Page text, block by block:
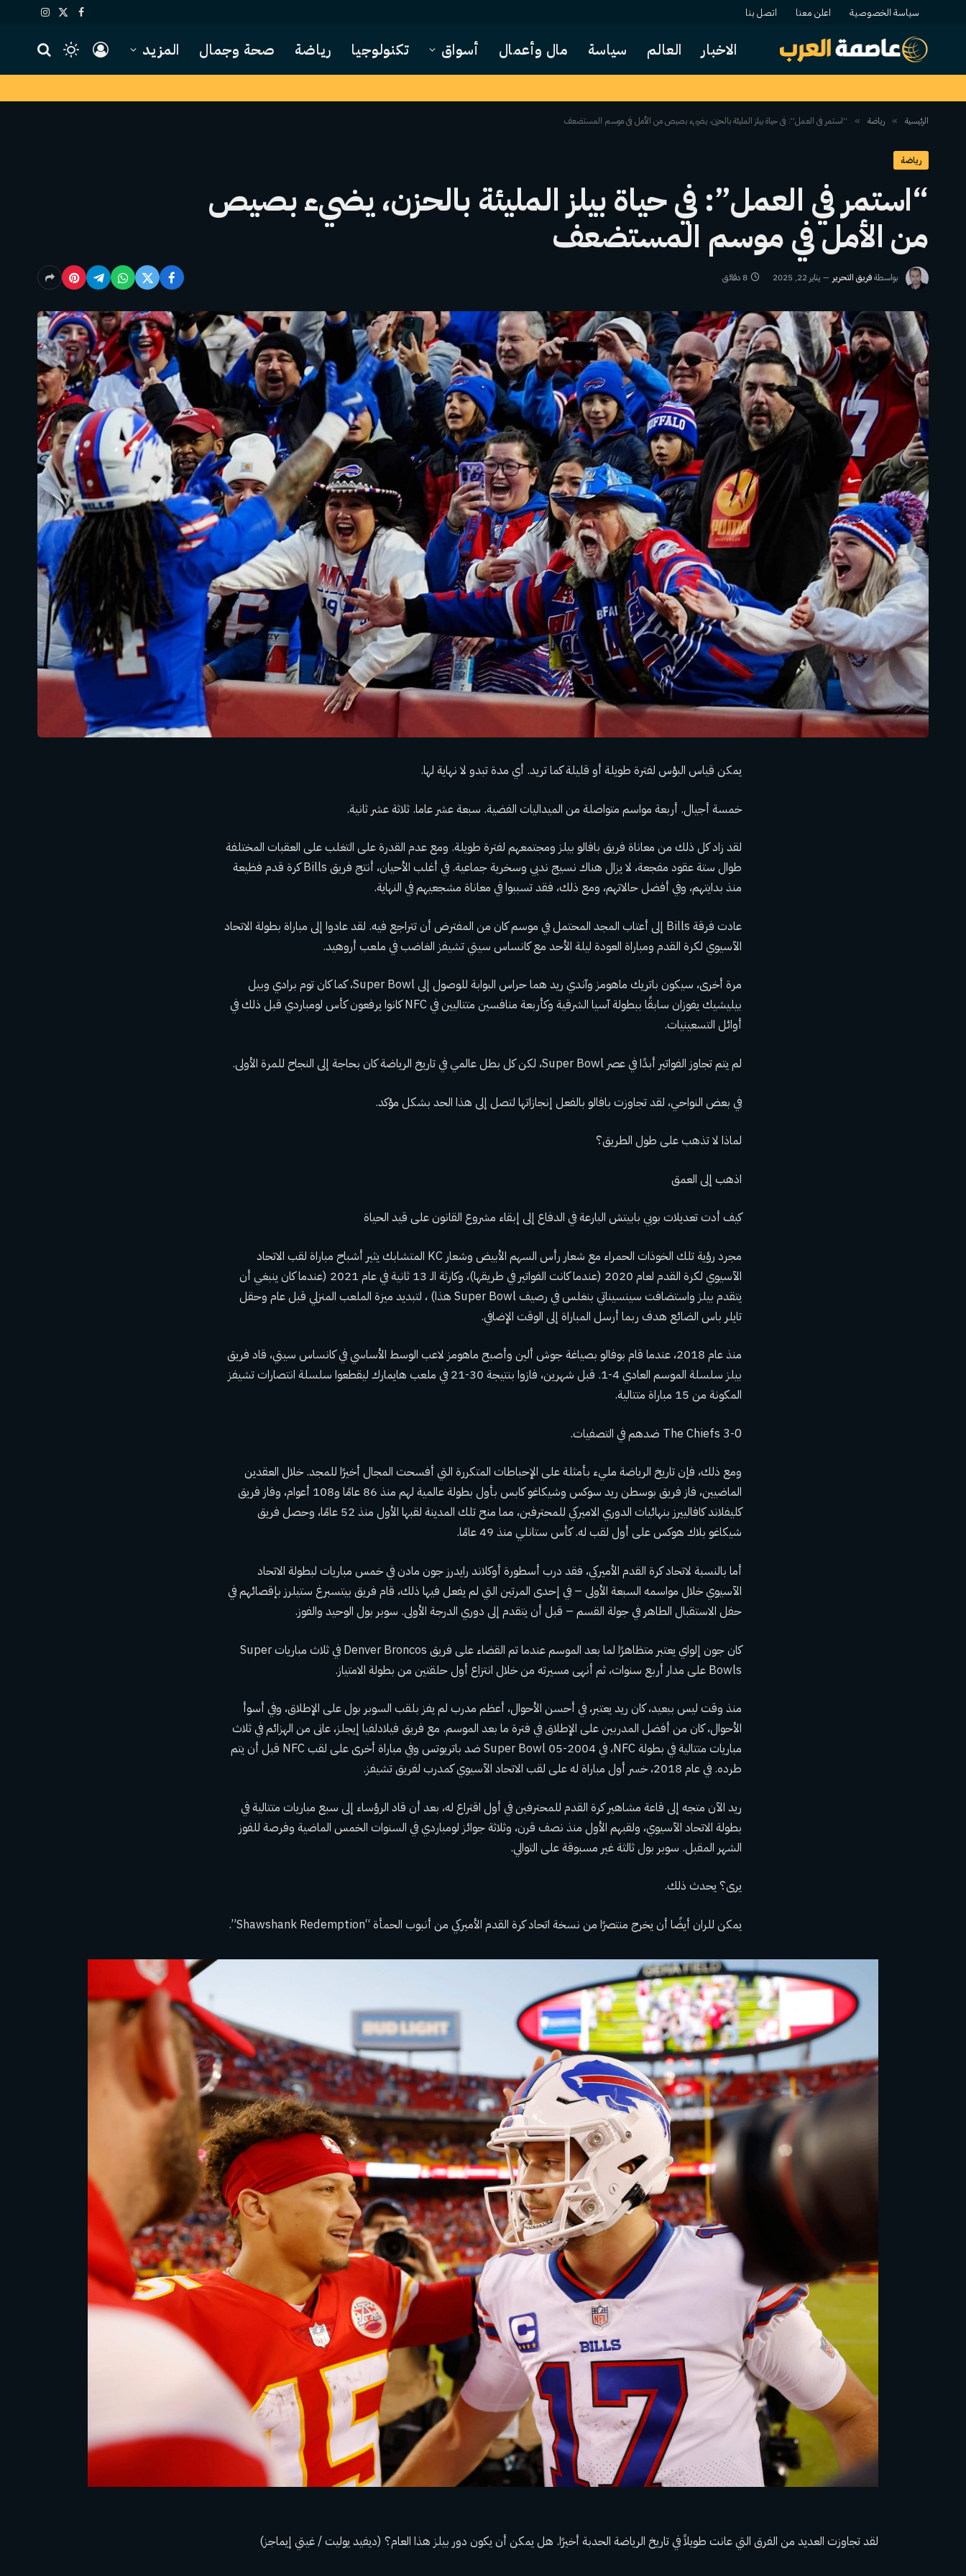
سياسة الخصوصية اعلن معنا اتصل بنا فيسبوك
X
الانستغرام
الاخبار العالم سياسة مال وأعمال أسواق تكنولوجيا رياضة صحة وجمال المزيد
الرئيسية » رياضة » “استمر في العمل”: في حياة بيلز المليئة بالحزن، يضيء بصيص من الأمل في موسم المستضعف
رياضة
“استمر في العمل”: في حياة بيلز المليئة بالحزن، يضيء بصيص
من الأمل في موسم المستضعف
بواسطةفريق التحرير يناير 22, 2025 8 دقائق
يمكن قياس البؤس لفترة طويلة أو قليلة كما تريد. أي مدة تبدو لا نهاية لها.
خمسة أجيال. أربعة مواسم متواصلة من الميداليات الفضية. سبعة عشر عاما. ثلاثة عشر ثانية.
لقد زاد كل ذلك من معاناة فريق بافالو بيلز ومجتمعهم لفترة طويلة. ومع عدم القدرة على التغلب على العقبات المختلفة
طوال ستة عقود مفجعة، لا يزال هناك نسيج ندبي وسخرية جماعية. في أغلب الأحيان، أنتج فريق Bills كرة قدم فظيعة
منذ بدايتهم، وفي أفضل حالاتهم، ومع ذلك، فقد تسببوا في معاناة مشجعيهم في النهاية.
عادت فرقة Bills إلى أعتاب المجد المحتمل في موسم كان من المفترض أن تتراجع فيه. لقد عادوا إلى مباراة بطولة الاتحاد
الآسيوي لكرة القدم ومباراة العودة ليلة الأحد مع كانساس سيتي تشيفز الغاضب في ملعب أروهيد.
مرة أخرى، سيكون باتريك ماهومز وآندي ريد هما حراس البوابة للوصول إلى Super Bowl، كما كان توم برادي وبيل
بيليشيك يفوزان سابقًا ببطولة آسيا الشرقية وكأربعة منافسين متتاليين في NFC كانوا يرفعون كأس لومباردي قبل ذلك في
أوائل التسعينيات.
لم يتم تجاوز الفواتير أبدًا في عصر Super Bowl، لكن كل بطل عالمي في تاريخ الرياضة كان بحاجة إلى النجاح للمرة الأولى.
في بعض النواحي، لقد تجاوزت بافالو بالفعل إنجازاتها لتصل إلى هذا الحد بشكل مؤكد.
لماذا لا تذهب على طول الطريق؟
اذهب إلى العمق
كيف أدت تعديلات بوبي بابيتش البارعة في الدفاع إلى إبقاء مشروع القانون على قيد الحياة
مجرد رؤية تلك الخوذات الحمراء مع شعار رأس السهم الأبيض وشعار KC المتشابك يثير أشباح مباراة لقب الاتحاد
الآسيوي لكرة القدم لعام 2020 (عندما كانت الفواتير في طريقها)، وكارثة الـ 13 ثانية في عام 2021 (عندما كان ينبغي أن
يتقدم بيلز واستضافت سينسيناتي بنغلس في رصيف Super Bowl هذا) ، لتبديد ميزة الملعب المنزلي قبل عام وحقل
تايلر باس الضائع هدف ربما أرسل المباراة إلى الوقت الإضافي.
منذ عام 2018، عندما قام بوفالو بصياغة جوش ألين وأصبح ماهومز لاعب الوسط الأساسي في كانساس سيتي، قاد فريق
بيلز سلسلة الموسم العادي 4-1. قبل شهرين، فازوا بنتيجة 30-21 في ملعب هايمارك ليقطعوا سلسلة انتصارات تشيفز
المكونة من 15 مباراة متتالية.
The Chiefs 3-0 ضدهم في التصفيات.
ومع ذلك، فإن تاريخ الرياضة مليء بأمثلة على الإحباطات المتكررة التي أفسحت المجال أخيرًا للمجد. خلال العقدين
الماضيين، فاز فريق بوسطن ريد سوكس وشيكاغو كابس بأول بطولة عالمية لهم منذ 86 عامًا و108 أعوام، وفاز فريق
كليفلاند كافالييرز بنهائيات الدوري الاميركي للمحترفين، مما منح تلك المدينة لقبها الأول منذ 52 عامًا، وحصل فريق
شيكاغو بلاك هوكس على أول لقب له. كأس ستانلي منذ 49 عامًا.
أما بالنسبة لاتحاد كرة القدم الأميركي، فقد درب أسطورة أوكلاند رايدرز جون مادن في خمس مباريات لبطولة الاتحاد
الآسيوي خلال مواسمه السبعة الأولى – في إحدى المرتين التي لم يفعل فيها ذلك، قام فريق بيتسبرغ ستيلرز بإقصائهم في
حفل الاستقبال الطاهر في جولة القسم – قبل أن يتقدم إلى دوري الدرجة الأولى. سوبر بول الوحيد والفوز.
كان جون إلواي يعتبر متظاهرًا لما بعد الموسم عندما تم القضاء على فريق Denver Broncos في ثلاث مباريات Super
Bowls على مدار أربع سنوات، ثم أنهى مسيرته من خلال انتزاع أول حلقتين من بطولة الامتياز.
منذ وقت ليس ببعيد، كان ريد يعتبر، في أحسن الأحوال، أعظم مدرب لم يفز بلقب السوبر بول على الإطلاق، وفي أسوأ
الأحوال، كان من أفضل المدربين على الإطلاق في فترة ما بعد الموسم. مع فريق فيلادلفيا إيجلز، عانى من الهزائم في ثلاث
مباريات متتالية في بطولة NFC، في 2004-05 Super Bowl ضد باتريوتس وفي مباراة أخرى على لقب NFC قبل أن يتم
طرده. في عام 2018، خسر أول مباراة له على لقب الاتحاد الآسيوي كمدرب لفريق تشيفز.
ريد الآن متجه إلى قاعة مشاهير كرة القدم للمحترفين في أول اقتراع له، بعد أن قاد الرؤساء إلى سبع مباريات متتالية في
بطولة الاتحاد الآسيوي، ولقبهم الأول منذ نصف قرن، وثلاثة جوائز لومباردي في السنوات الخمس الماضية وفرصة للفوز
الشهر المقبل. سوبر بول ثالثة غير مسبوقة على التوالي.
يرى؟ يحدث ذلك.
يمكن للران أيضًا أن يخرج منتصرًا من نسخة اتحاد كرة القدم الأميركي من أنبوب الحمأة “Shawshank Redemption”.
لقد تجاوزت العديد من الفرق التي عانت طويلاً في تاريخ الرياضة الحدبة أخيرًا. هل يمكن أن يكون دور بيلز هذا العام؟ (ديفيد يوليت / غيتي إيماجز)